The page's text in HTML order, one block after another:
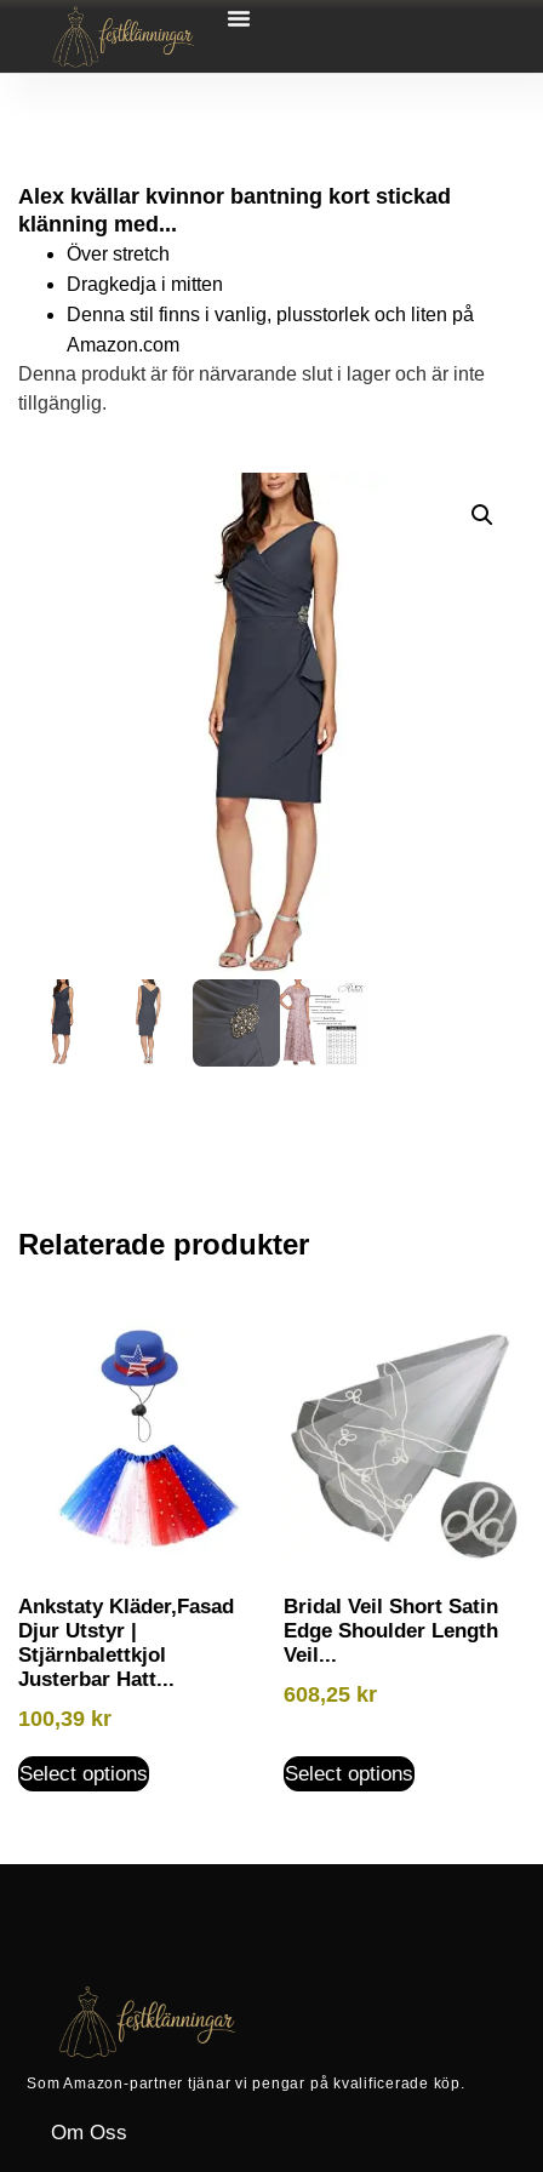
Alex kvällar kvinnor bantning kort stickad
klänning med...
Över stretch
Dragkedja i mitten
Denna stil finns i vanlig, plusstorlek och liten på
Amazon.com
Denna produkt är för närvarande slut i lager och är inte
tillgänglig.
Relaterade produkter
Ankstaty Kläder,Fasad
Djur Utstyr |
Stjärnbalettkjol
Justerbar Hatt...
100,39 kr
Select options
Bridal Veil Short Satin
Edge Shoulder Length
Veil...
608,25 kr
Select options
Som Amazon-partner tjänar vi pengar på kvalificerade köp.
Om Oss